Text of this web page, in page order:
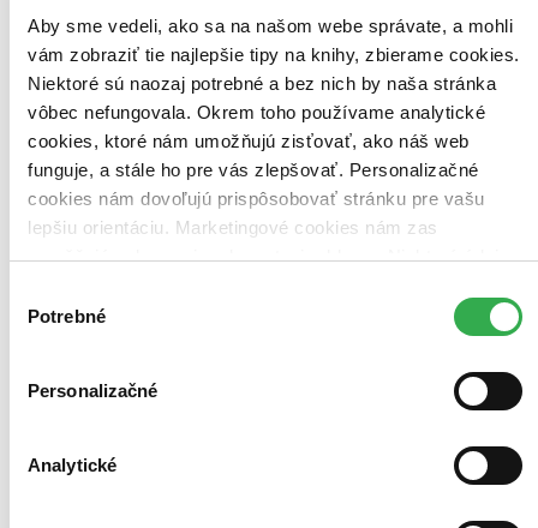
Aby sme vedeli, ako sa na našom webe správate, a mohli
vám zobraziť tie najlepšie tipy na knihy, zbierame cookies.
Niektoré sú naozaj potrebné a bez nich by naša stránka
vôbec nefungovala. Okrem toho používame analytické
cookies, ktoré nám umožňujú zisťovať, ako náš web
funguje, a stále ho pre vás zlepšovať. Personalizačné
cookies nám dovoľujú prispôsobovať stránku pre vašu
lepšiu orientáciu. Marketingové cookies nám zas
umožňujú zobrazenie relevantnej reklamy. Niektoré údaje
keby sme mohli používať všetky tieto cookies. Ďakujeme!
súhlasu
Potrebné
Personalizačné
Analytické
Zoradiť
Bestsellery
Top hodnotené
Novinky
Najdrahšie
Najlacnejšie
Najvyššia zľava
Použité filtre